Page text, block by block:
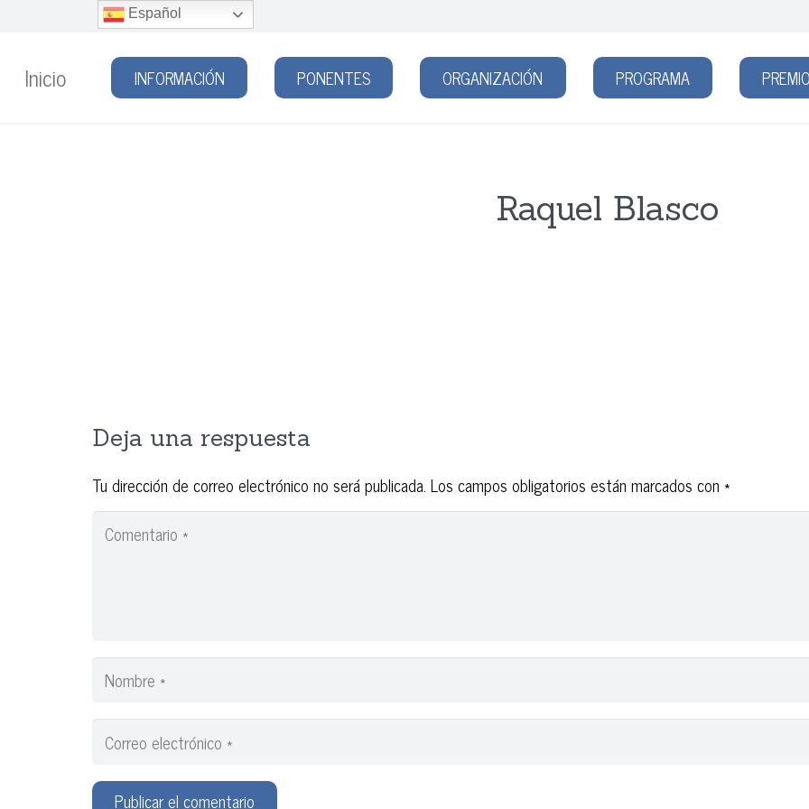
Inicio INFORMACIÓN PONENTES ORGANIZACIÓN PROGRAMA
Raquel Blasco
Deja una respuesta
Tu dirección de correo electrónico no será publicada. Los campos obligatorios están marcados con *
Publicar el comentario
Español